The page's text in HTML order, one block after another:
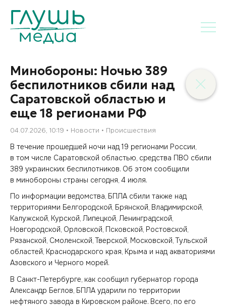
Минобороны: Ночью 389
беспилотников сбили над
Саратовской областью и
еще 18 регионами РФ
04.07.2026, 10:19 Новости Происшествия
В течение прошедшей ночи над 19 регионами России,
в том числе Саратовской областью, средства ПВО сбили
389 украинских беспилотников. Об этом сообщили
в минобороны страны сегодня, 4 июля.
По информации ведомства, БПЛА сбили также над
территориями Белгородской, Брянской, Владимирской,
Калужской, Курской, Липецкой, Ленинградской,
Новгородской, Орловской, Псковской, Ростовской,
Рязанской, Смоленской, Тверской, Московской, Тульской
областей, Краснодарского края, Крыма и над акваториями
Азовского и Черного морей.
В Санкт-Петербурге, как сообщил губернатор города
Александр Беглов, БПЛА ударили по территории
нефтяного завода в Кировском районе. Всего, по его